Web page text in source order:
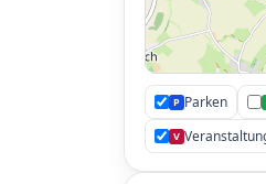
P Parken
V